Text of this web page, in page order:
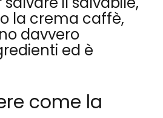
la crema caffè,
davvero
ed è
come la